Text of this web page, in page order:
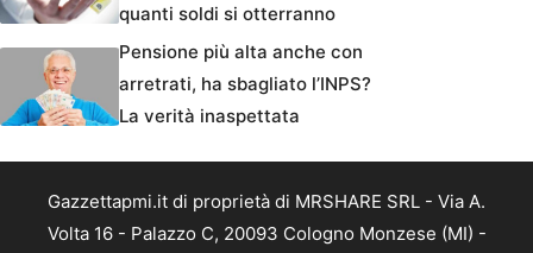
quanti soldi si otterranno
Pensione più alta anche con
arretrati, ha sbagliato l’INPS?
La verità inaspettata
Gazzettapmi.it di proprietà di MRSHARE SRL - Via A.
Volta 16 - Palazzo C, 20093 Cologno Monzese (MI) -